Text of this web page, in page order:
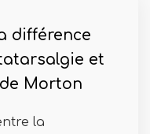
différence
et
Morton
la